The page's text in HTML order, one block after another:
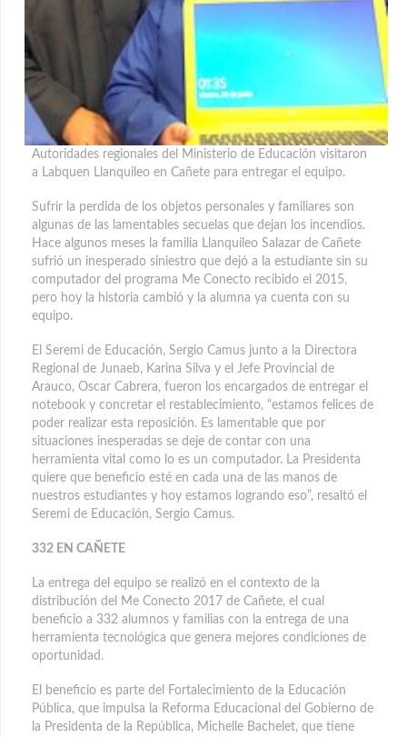
Autoridades regionales del Ministerio de Educación visitaron
a Labquen Llanquileo en Cañete para entregar el equipo.
Sufrir la perdida de los objetos personales y familiares son
algunas de las lamentables secuelas que dejan los incendios.
Hace algunos meses la familia Llanquileo Salazar de Cañete
sufrió un inesperado siniestro que dejó a la estudiante sin su
computador del programa Me Conecto recibido el 2015,
pero hoy la historia cambió y la alumna ya cuenta con su
equipo.
El Seremi de Educación, Sergio Camus junto a la Directora
Regional de Junaeb, Karina Silva y el Jefe Provincial de
Arauco, Oscar Cabrera, fueron los encargados de entregar el
notebook y concretar el restablecimiento, “estamos felices de
poder realizar esta reposición. Es lamentable que por
situaciones inesperadas se deje de contar con una
herramienta vital como lo es un computador. La Presidenta
quiere que beneficio esté en cada una de las manos de
nuestros estudiantes y hoy estamos logrando eso”, resaltó el
Seremi de Educación, Sergio Camus.
332 EN CAÑETE
La entrega del equipo se realizó en el contexto de la
distribución del Me Conecto 2017 de Cañete, el cual
beneficio a 332 alumnos y familias con la entrega de una
herramienta tecnológica que genera mejores condiciones de
oportunidad.
El beneficio es parte del Fortalecimiento de la Educación
Pública, que impulsa la Reforma Educacional del Gobierno de
la Presidenta de la República, Michelle Bachelet, que tiene